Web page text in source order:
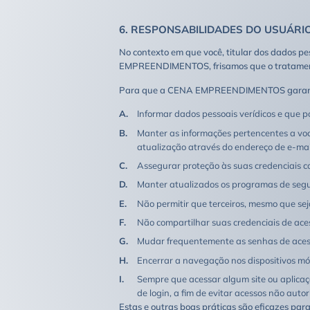
6. RESPONSABILIDADES DO
No contexto em que você, titular dos dados
EMPREENDIMENTOS, frisamos que o
Para que a CENA EMPREENDIMENTOS
Informar dados pessoais verídicos e que
Manter as informações pertencentes a
atualização através do endereço de e-
Assegurar proteção às suas credenciais
Manter atualizados os programas de
Não permitir que terceiros, mesmo que
Não compartilhar suas credenciais de
Mudar frequentemente as senhas de
Encerrar a navegação nos dispositivos
Sempre que acessar algum site ou
de login, a fim de evitar acessos não
Estas e outras boas práticas são eficazes